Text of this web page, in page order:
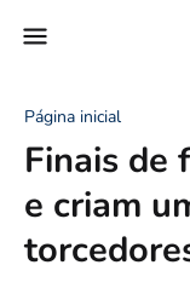
Página inicial
Finais de
e criam